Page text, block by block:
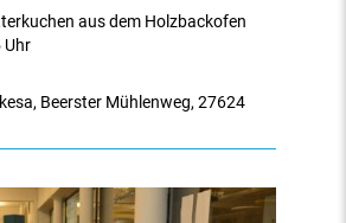
, Beerster Mühlenweg,27624
aus dem Holzbackofen
Uhr